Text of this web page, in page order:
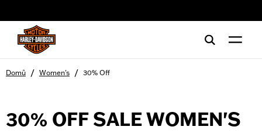
Domů / Women's / 30% Off
30% OFF SALE WOMEN'S